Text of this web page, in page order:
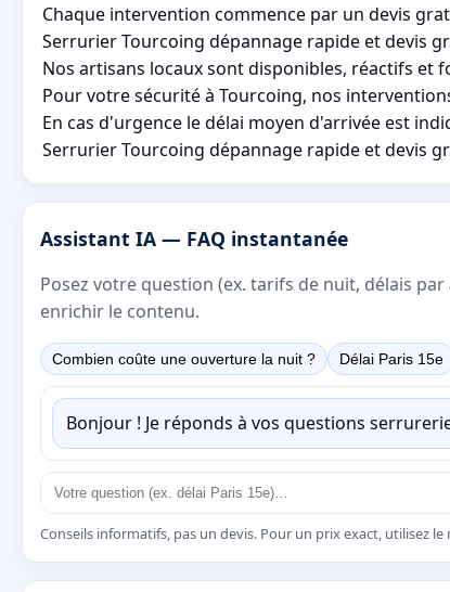
Chaque intervention commence par un devis
Serrurier Tourcoing dépannage rapide et devis
Nos artisans locaux sont disponibles, réactifs
Pour votre sécurité à Tourcoing, nos
En cas d'urgence le délai moyen d'arrivée est
Serrurier Tourcoing dépannage rapide et devis
Assistant IA — FAQ instantanée
Posez votre question (ex. tarifs de nuit, délais
enrichir le contenu.
Combien coûte une ouverture la nuit ? Délai Paris 15e
Bonjour ! Je réponds à vos questions
Conseils informatifs, pas un devis. Pour un prix exact, utilisez